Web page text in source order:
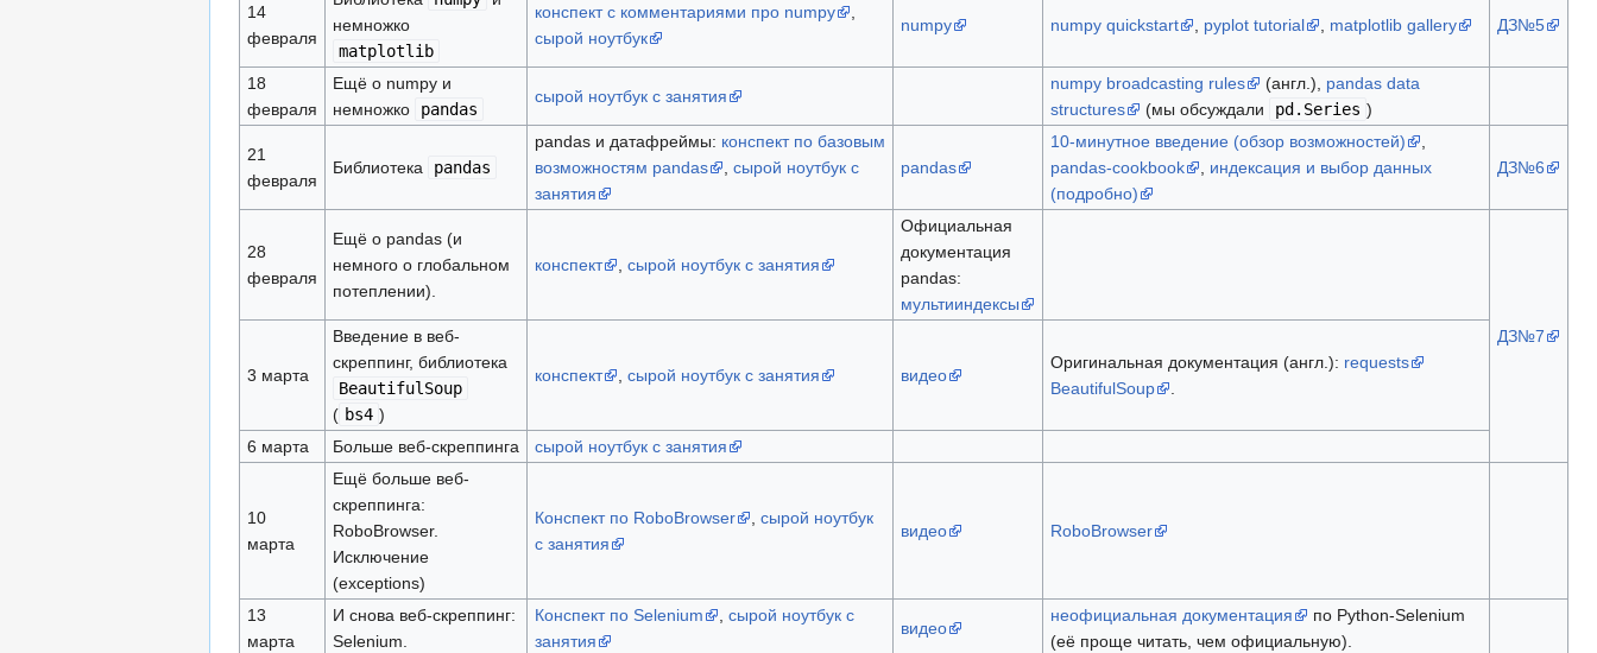
14
февраля
немножко
matplotlib
конспект с комментариями про numpy
,
сырой ноутбук
numpy numpy quickstart , pyplot tutorial , matplotlib gallery ДЗ№5
18
февраля
Ещё о numpy и
немножко
pandas
сырой ноутбук с занятия
numpy broadcasting rules (англ.), pandas data
structures
(мы обсуждали pd.Series )
21
февраля
Библиотека pandas
pandas и датафреймы: конспект по базовым
возможностям pandas
, сырой ноутбук с
занятия
pandas
10-минутное введение (обзор возможностей)
,
pandas-cookbook
, индексация и выбор данных
(подробно)
ДЗ№6
28
февраля
Ещё о pandas (и
немного о глобальном
потеплении).
конспект , сырой ноутбук с занятия
Официальная
документация
pandas:
мультииндексы
ДЗ№7
3 марта
Введение в веб-
скреппинг, библиотека
BeautifulSoup
( bs4 )
конспект , сырой ноутбук с занятия видео
Оригинальная документация (англ.): requests
BeautifulSoup
.
6 марта Больше веб-скреппинга сырой ноутбук с занятия
10
марта
Ещё больше веб-
скреппинга:
RoboBrowser.
Исключение
(exceptions)
Конспект по RoboBrowser , сырой ноутбук
с занятия
видео RoboBrowser
13
марта
И снова веб-скреппинг:
Selenium.
Конспект по Selenium , сырой ноутбук с
занятия
видео
неофициальная документация
по Python-Selenium
(её проще читать, чем официальную).